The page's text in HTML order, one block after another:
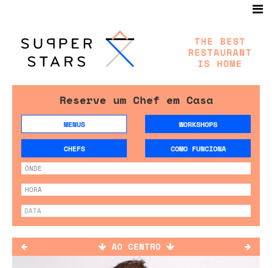
Reserve um Chef em Casa
MENUS WORKSHOPS
CHEFS COMO FUNCIONA
AO CENTRO